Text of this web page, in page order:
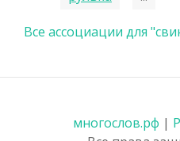
Все ассоциации для
многослов.рф |